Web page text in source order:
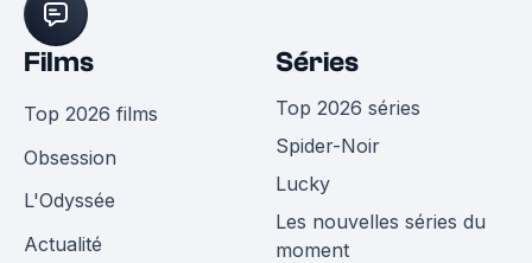
Films
Top 2026 films
Obsession
L'Odyssée
Actualité
Séries
Top 2026 séries
Spider-Noir
Lucky
Les nouvelles séries du
moment